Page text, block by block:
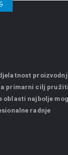
primarni cilj
oblasti najbolje
radnje